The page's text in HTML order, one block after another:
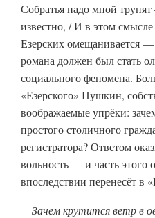
Собратья надо мной
известно, / И в этом
Езерских омещанивается
романа должен был стать
социального феномена.
«Езерского» Пушкин,
воображаемые упрёки:
простого столичного
регистратора? Ответом
вольность — и часть этого
впоследствии перенесёт в
Зачем крутится ветр в